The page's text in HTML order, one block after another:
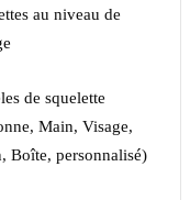
au niveau de
de squelette
Main, Visage,
Boîte, personnalisé)